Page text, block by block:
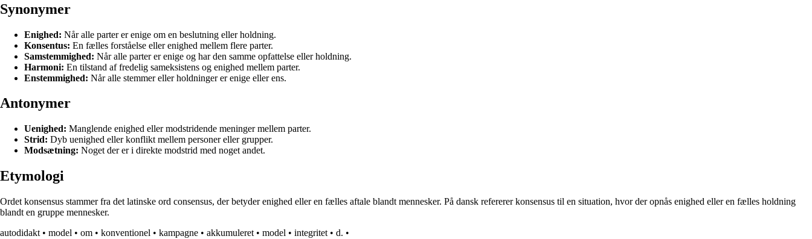
Synonymer
Enighed: Når alle parter er enige om en beslutning eller holdning.
Konsentus: En fælles forståelse eller enighed mellem flere parter.
Samstemmighed: Når alle parter er enige og har den samme opfattelse eller holdning.
Harmoni: En tilstand af fredelig sameksistens og enighed mellem parter.
Enstemmighed: Når alle stemmer eller holdninger er enige eller ens.
Antonymer
Uenighed: Manglende enighed eller modstridende meninger mellem parter.
Strid: Dyb uenighed eller konflikt mellem personer eller grupper.
Modsætning: Noget der er i direkte modstrid med noget andet.
Etymologi
Ordet konsensus stammer fra det latinske ord consensus, der betyder enighed eller en fælles aftale blandt mennesker. På dansk refererer konsensus til en situation, hvor der opnås enighed eller en fælles holdning
blandt en gruppe mennesker.
autodidakt • model • om • konventionel • kampagne • akkumuleret • model • integritet • d. •